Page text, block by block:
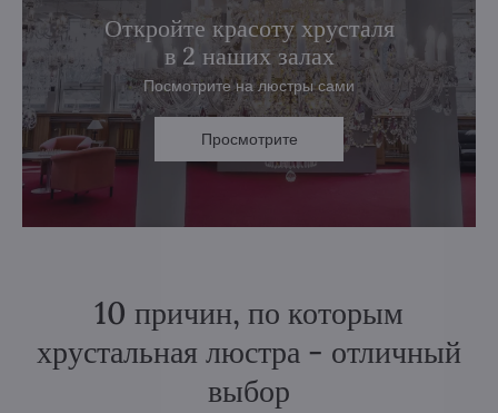
Откройте красоту хрусталя
в 2 наших залах
Посмотрите на люстры сами
Просмотрите
10 причин, по которым
хрустальная люстра - отличный
выбор